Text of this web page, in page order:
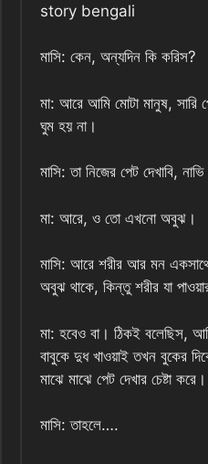
story bengali
মাসি: কেন, অন্যদিন কি করিস?
মা: আরে আমি মোটা মানুষ, সারি
ঘুম হয় না।
মাসি: তা নিজের পেট দেখাবি,
মা: আরে, ও তো এখনো অবুঝ।
মাসি: আরে শরীর আর মন
অবুঝ থাকে, কিন্তু শরীর যা
মা: হবেও বা। ঠিকই বলেছিস,
বাবুকে দুধ খাওয়াই তখন বুকের
মাঝে মাঝে পেট দেখার
মাসি: তাহলে….